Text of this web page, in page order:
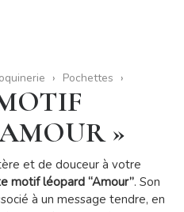
Pochettes
»
et de douceur à votre
motif léopard “Amour”. Son
à un message tendre, en